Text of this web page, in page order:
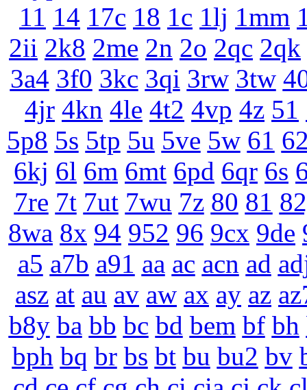
11 14 17c 18 1c 1lj 1mm
2ii 2k8 2me 2n 2o 2qc 2qk
3a4 3f0 3kc 3qi 3rw 3tw
4jr 4kn 4le 4t2 4vp 4z 51
5p8 5s 5tp 5u 5ve 5w 61
6kj 6l 6m 6mt 6pd 6qr 6s
7re 7t 7ut 7wu 7z 80 81
8wa 8x 94 952 96 9cx 9de
a5 a7b a91 aa ac acn ad
asz at au av aw ax ay az
b8y ba bb bc bd bem bf bh
bph bq br bs bt bu bu2 bv